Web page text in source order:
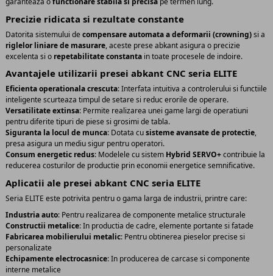
Precizie ridicata si rezultate constante
Datorita sistemului decompensare automata a deformarii (crowning)si a
riglelor liniare de masurare, aceste prese abkant asigura o precizie
excelenta si o repetabilitate constanta in toate procesele de indoire.
Avantajele utilizarii presei abkant CNC seria ELITE
Eficienta operationala crescuta: Interfata intuitiva a controlerului si functiile
inteligente scurteaza timpul de setare si reduc erorile de operare.
Versatilitate extinsa: Permite realizarea unei game largi de operatiuni
pentru diferite tipuri de piese si grosimi de tabla.
Siguranta la locul de munca: Dotata cusisteme avansate de protectie,
presa asigura un mediu sigur pentru operatori.
Consum energetic redus: Modelele cu sistem Hybrid SERVO+contribuie la
reducerea costurilor de productie prin economii energetice semnificative.
Aplicatii ale presei abkant CNC seria ELITE
Seria ELITE este potrivita pentru o gama larga de industrii, printre care:
Industria auto: Pentru realizarea de componente metalice structurale
Constructii metalice: In productia de cadre, elemente portante si fatade
Fabricarea mobilierului metalic: Pentru obtinerea pieselor precise si
personalizate
Echipamente electrocasnice: In producerea de carcase si componente
interne metalice